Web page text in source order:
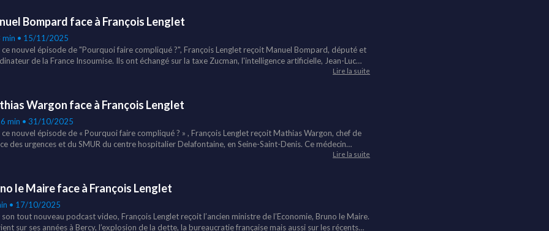
Bompard face à François Lenglet
min • 15/11/2025
ce nouvel épisode de "Pourquoi faire compliqué ?", François Lenglet reçoit Manuel Bompard, député et
de la France Insoumise. Ils ont échangé sur la taxe Zucman, l'intelligence artificielle, Jean-Luc
Lire la suite
Wargon face à François Lenglet
min • 31/10/2025
nouvel épisode de « Pourquoi faire compliqué ? » , François Lenglet reçoit Mathias Wargon, chef de
des urgences et du SMUR du centre hospitalier Delafontaine, en Seine-Saint-Denis. Ce médecin
s’est confié sur l’état de l’hôpital public en France, l’attente aux urgences, l’AME mais aussi sur les
Lire la suite
le Maire face à François Lenglet
• 17/10/2025
tout nouveau podcast video, François Lenglet reçoit l’ancien ministre de l’Economie, Bruno le Maire.
sur ses années à Bercy, l’explosion de la dette, la bureaucratie française mais aussi sur les récents